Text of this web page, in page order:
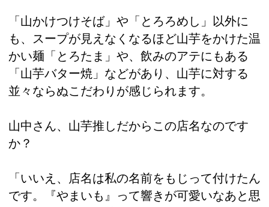
「山かけつけそば」や「とろろめし」以外に
も、スープが見えなくなるほど山芋をかけた温
かい麺「とろたま」や、飲みのアテにもある
「山芋バター焼」などがあり、山芋に対する
並々ならぬこだわりが感じられます。
山中さん、山芋推しだからこの店名なのです
か？
「いいえ、店名は私の名前をもじって付けたん
です。『やまいも』って響きが可愛いなあと思